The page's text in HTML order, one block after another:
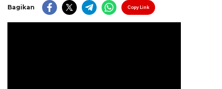
Bagikan Copy Link